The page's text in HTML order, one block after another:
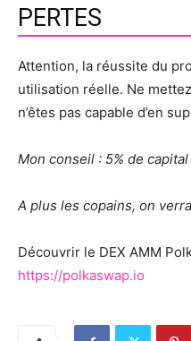
PERTES
Attention, la réussite du
utilisation réelle. Ne
n’êtes pas capable d’en
Mon conseil : 5% de
A plus les copains, on
Découvrir le DEX AMM
https://polkaswap.io